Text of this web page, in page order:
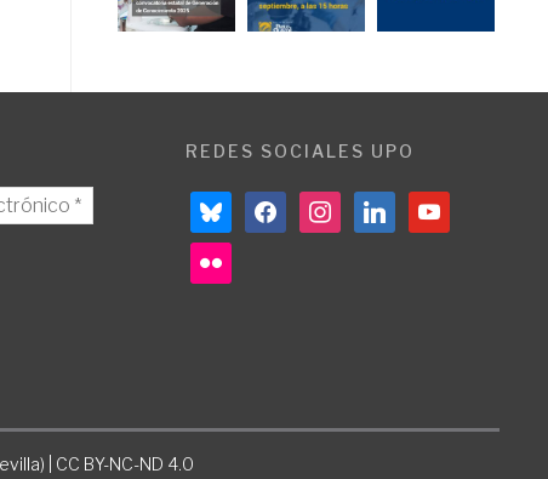
REDES SOCIALES UPO
blueskyfacebookinstagramlinkedin youtube
flickr
| CC BY-NC-ND 4.0